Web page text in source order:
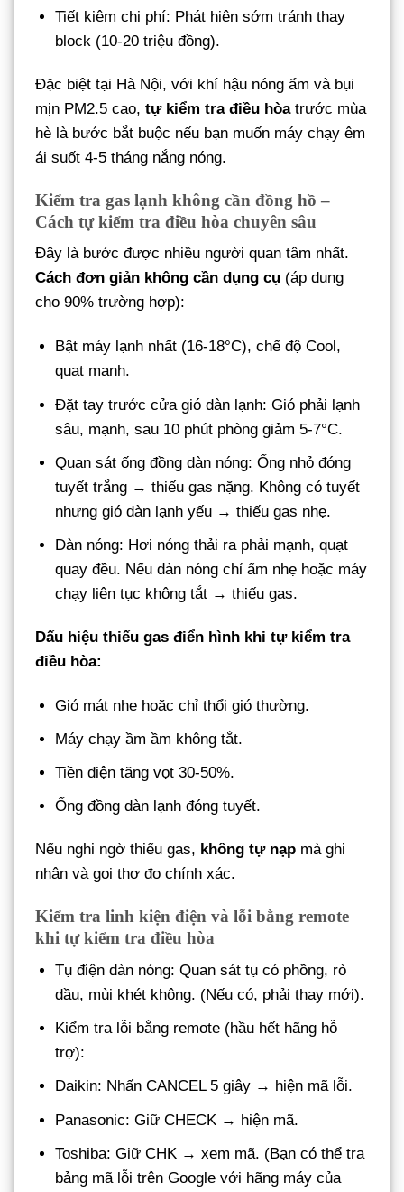
Tiết kiệm chi phí: Phát hiện sớm tránh thay
block (10-20 triệu đồng).
Đặc biệt tại Hà Nội, với khí hậu nóng ẩm và bụi
mịn PM2.5 cao, tự kiểm tra điều hòatrước mùa
hè là bước bắt buộc nếu bạn muốn máy chạy êm
ái suốt 4-5 tháng nắng nóng.
Kiểm tra gas lạnh không cần đồng hồ –
Cách tự kiểm tra điều hòa chuyên sâu
Đây là bước được nhiều người quan tâm nhất.
Cách đơn giản không cần dụng cụ (áp dụng
cho 90% trường hợp):
Bật máy lạnh nhất (16-18°C), chế độ Cool,
quạt mạnh.
Đặt tay trước cửa gió dàn lạnh: Gió phải lạnh
sâu, mạnh, sau 10 phút phòng giảm 5-7°C.
Quan sát ống đồng dàn nóng: Ống nhỏ đóng
tuyết trắng → thiếu gas nặng. Không có tuyết
nhưng gió dàn lạnh yếu → thiếu gas nhẹ.
Dàn nóng: Hơi nóng thải ra phải mạnh, quạt
quay đều. Nếu dàn nóng chỉ ấm nhẹ hoặc máy
chạy liên tục không tắt → thiếu gas.
Dấu hiệu thiếu gas điển hình khi tự kiểm tra
điều hòa:
Gió mát nhẹ hoặc chỉ thổi gió thường.
Máy chạy ầm ầm không tắt.
Tiền điện tăng vọt 30-50%.
Ống đồng dàn lạnh đóng tuyết.
Nếu nghi ngờ thiếu gas, không tự nạp mà ghi
nhận và gọi thợ đo chính xác.
Kiểm tra linh kiện điện và lỗi bằng remote
khi tự kiểm tra điều hòa
Tụ điện dàn nóng: Quan sát tụ có phồng, rò
dầu, mùi khét không. (Nếu có, phải thay mới).
Kiểm tra lỗi bằng remote (hầu hết hãng hỗ
trợ):
Daikin: Nhấn CANCEL 5 giây → hiện mã lỗi.
Panasonic: Giữ CHECK → hiện mã.
Toshiba: Giữ CHK → xem mã. (Bạn có thể tra
bảng mã lỗi trên Google với hãng máy của